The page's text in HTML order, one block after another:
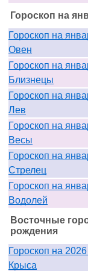
Гороскоп на
Гороскоп на
Овен
Гороскоп на
Близнецы
Гороскоп на
Лев
Гороскоп на
Весы
Гороскоп на
Стрелец
Гороскоп на
Водолей
Восточные
рождения
Гороскоп на
Крыса